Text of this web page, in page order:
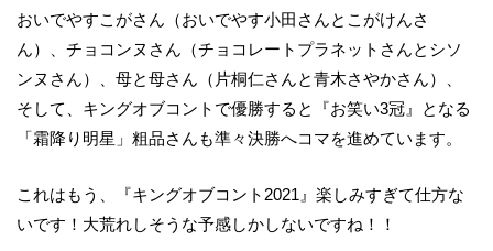
おいでやすこがさん（おいでやす小田さんとこがけんさ
ん）、チョコンヌさん（チョコレートプラネットさんとシソ
ンヌさん）、母と母さん（片桐仁さんと青木さやかさん）、
そして、キングオブコントで優勝すると『お笑い3冠』となる
「霜降り明星」粗品さんも準々決勝へコマを進めています。
これはもう、『キングオブコント2021』楽しみすぎて仕方な
いです！大荒れしそうな予感しかしないですね！！